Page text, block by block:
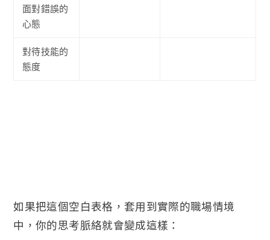
面對錯誤的
心態
對待技能的
態度
如果把這個空白表格，套用到實際的職場情境
中，你的思考脈絡就會變成這樣：